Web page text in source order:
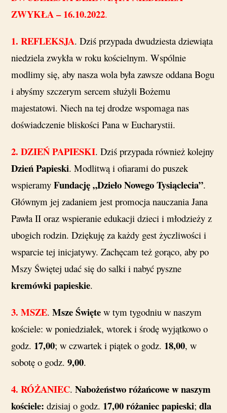
ZWYKŁA – 16.10.2022.
1. REFLEKSJA. Dziś przypada dwudziesta dziewiąta
niedziela zwykła w roku kościelnym. Wspólnie
modlimy się, aby nasza wola była zawsze oddana Bogu
i abyśmy szczerym sercem służyli Bożemu
majestatowi. Niech na tej drodze wspomaga nas
doświadczenie bliskości Pana w Eucharystii.
2. DZIEŃ PAPIESKI. Dziś przypada również kolejny
Dzień Papieski. Modlitwą i ofiarami do puszek
wspieramyFundację „Dzieło Nowego Tysiąclecia”.
Głównym jej zadaniem jest promocja nauczania Jana
Pawła II oraz wspieranie edukacji dzieci i młodzieży z
ubogich rodzin. Dziękuję za każdy gest życzliwości i
wsparcie tej inicjatywy. Zachęcam też gorąco, aby po
Mszy Świętej udać się do salki i nabyć pyszne
kremówki papieskie.
3. MSZE.Msze Święte w tym tygodniu w naszym
kościele: w poniedziałek, wtorek i środę wyjątkowo o
godz. 17,00; w czwartek i piątek o godz. 18,00, w
sobotę o godz.9,00.
4. RÓŻANIEC.Nabożeństwo różańcowe w naszym
kościele: dzisiaj o godz. 17,00 różaniec papieski;dla